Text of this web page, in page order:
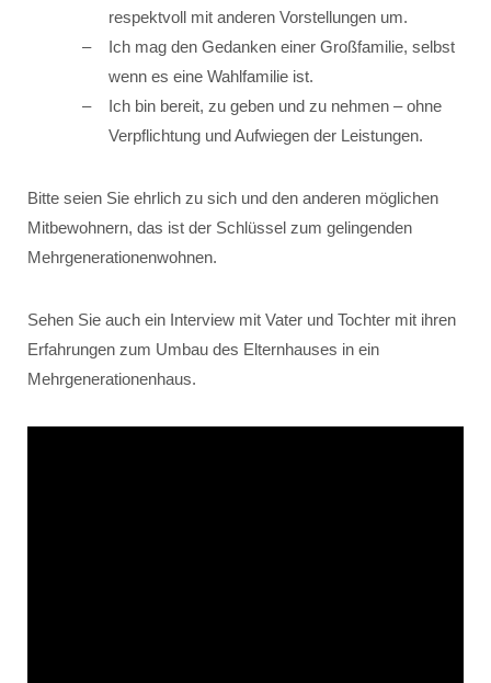
respektvoll mit anderen Vorstellungen um.
Ich mag den Gedanken einer Großfamilie, selbst
wenn es eine Wahlfamilie ist.
Ich bin bereit, zu geben und zu nehmen – ohne
Verpflichtung und Aufwiegen der Leistungen.
Bitte seien Sie ehrlich zu sich und den anderen möglichen
Mitbewohnern, das ist der Schlüssel zum gelingenden
Mehrgenerationenwohnen.
Sehen Sie auch ein Interview mit Vater und Tochter mit ihren
Erfahrungen zum Umbau des Elternhauses in ein
Mehrgenerationenhaus.